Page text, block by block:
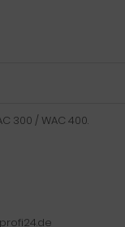
300 / WAC 400.